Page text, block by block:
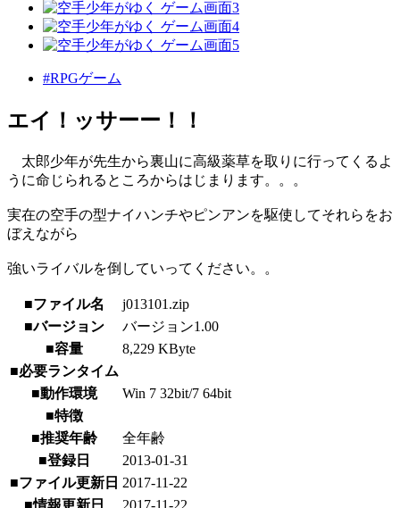
#RPGゲーム
エイ！ッサーー！！
太郎少年が先生から裏山に高級薬草を取りに行ってくるよ
うに命じられるところからはじまります。。。
実在の空手の型ナイハンチやピンアンを駆使してそれらをお
ぼえながら
強いライバルを倒していってください。。
■ファイル名
j013101.zip
■バージョン
バージョン1.00
■容量
8,229 KByte
■必要ランタイム
■動作環境
Win 7 32bit/7 64bit
■特徴
■推奨年齢
全年齢
■登録日
2013-01-31
■ファイル更新日 2017-11-22
■情報更新日
2017-11-22